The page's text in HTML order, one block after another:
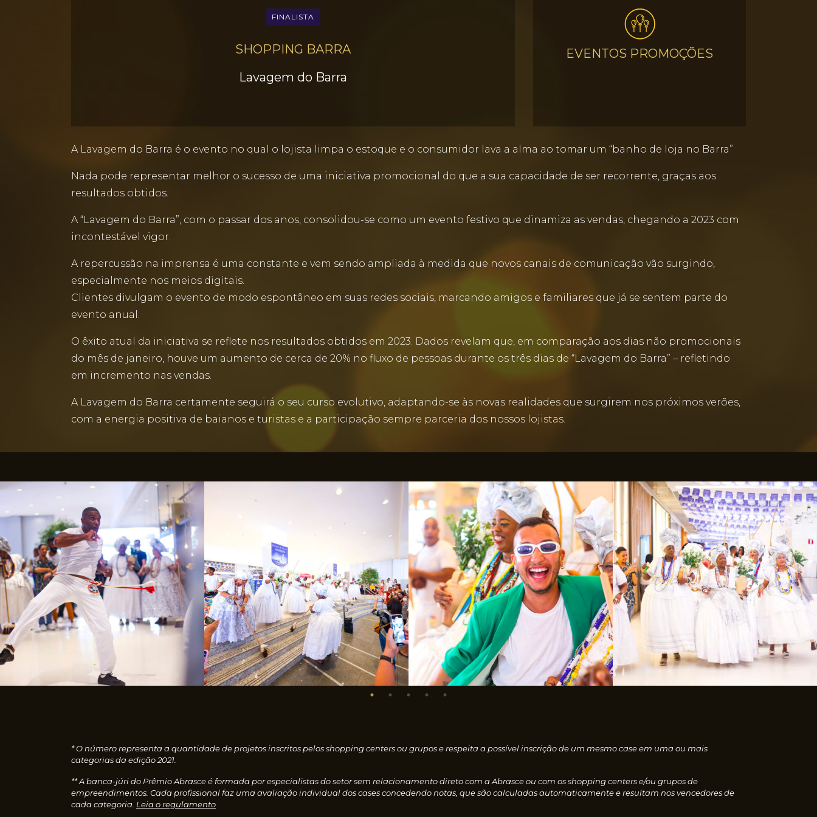
FINALISTA
SHOPPING BARRA
Lavagem do Barra
EVENTOS PROMOÇÕES
A Lavagem do Barra é o evento no qual o lojista limpa o estoque e o consumidor lava a alma ao tomar um “banho de loja no Barra”
Nada pode representar melhor o sucesso de uma iniciativa promocional do que a sua capacidade de ser recorrente, graças aos
resultados obtidos.
A “Lavagem do Barra”, com o passar dos anos, consolidou-se como um evento festivo que dinamiza as vendas, chegando a 2023 com
incontestável vigor.
A repercussão na imprensa é uma constante e vem sendo ampliada à medida que novos canais de comunicação vão surgindo,
especialmente nos meios digitais.
Clientes divulgam o evento de modo espontâneo em suas redes sociais, marcando amigos e familiares que já se sentem parte do
evento anual.
O êxito atual da iniciativa se reflete nos resultados obtidos em 2023. Dados revelam que, em comparação aos dias não promocionais
do mês de janeiro, houve um aumento de cerca de 20% no fluxo de pessoas durante os três dias de “Lavagem do Barra” – refletindo
em incremento nas vendas.
A Lavagem do Barra certamente seguirá o seu curso evolutivo, adaptando-se às novas realidades que surgirem nos próximos verões,
com a energia positiva de baianos e turistas e a participação sempre parceria dos nossos lojistas.
* O número representa a quantidade de projetos inscritos pelos shopping centers ou grupos e respeita a possível inscrição de um mesmo case em uma ou mais
categorias da edição 2021.
** A banca-júri do Prêmio Abrasce é formada por especialistas do setor sem relacionamento direto com a Abrasce ou com os shopping centers e/ou grupos de
empreendimentos. Cada profissional faz uma avaliação individual dos cases concedendo notas, que são calculadas automaticamente e resultam nos vencedores de
cada categoria. Leia o regulamento